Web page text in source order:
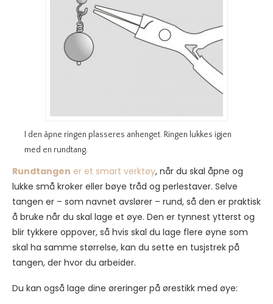
I den åpne ringen plasseres anhenget. Ringen lukkes igjen
med en rundtang.
Rundtangen er et smart verktøy, når du skal åpne og
lukke små kroker eller bøye tråd og perlestaver. Selve
tangen er – som navnet avslører – rund, så den er praktisk
å bruke når du skal lage et øye. Den er tynnest ytterst og
blir tykkere oppover, så hvis skal du lage flere øyne som
skal ha samme størrelse, kan du sette en tusjstrek på
tangen, der hvor du arbeider.
Du kan også lage dine øreringer på ørestikk med øye: